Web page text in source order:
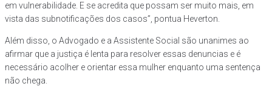
em vulnerabilidade. E se acredita que possam ser muito mais, em
vista das subnotificações dos casos”, pontua Heverton.
Além disso, o Advogado e a Assistente Social são unanimes ao
afirmar que a justiça é lenta para resolver essas denuncias e é
necessário acolher e orientar essa mulher enquanto uma sentença
não chega.